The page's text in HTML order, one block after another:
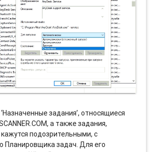
задания’, относящиеся
а также задания,
подозрительными, с
Планировщика задач. Для его